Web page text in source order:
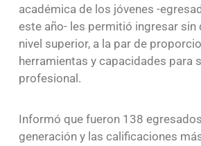
académica de los jóvenes -
este año- les permitió ingresar sin
nivel superior, a la par de
herramientas y capacidades para
profesional.
Informó que fueron 138
generación y las calificaciones